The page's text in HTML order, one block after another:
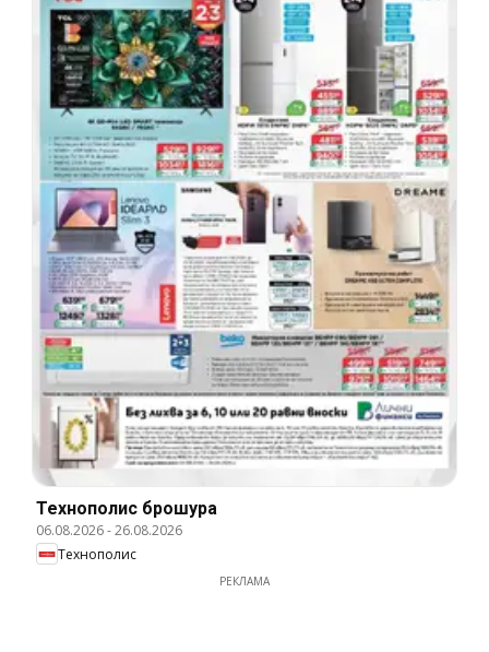
Технополис брошура
06.08.2026-26.08.2026
Технополис
РЕКЛАМА